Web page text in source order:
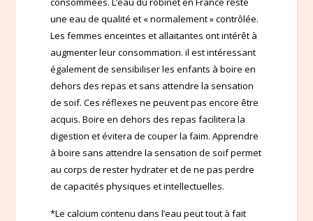
une eau de qualité et « normalement » contrôlée.
Les femmes enceintes et allaitantes ont intérêt à
augmenter leur consommation. il est intéressant
également de sensibiliser les enfants à boire en
dehors des repas et sans attendre la sensation
de soif. Ces réflexes ne peuvent pas encore être
acquis. Boire en dehors des repas facilitera la
digestion et évitera de couper la faim. Apprendre
à boire sans attendre la sensation de soif permet
au corps de rester hydrater et de ne pas perdre
de capacités physiques et intellectuelles.
*Le calcium contenu dans l’eau peut tout à fait